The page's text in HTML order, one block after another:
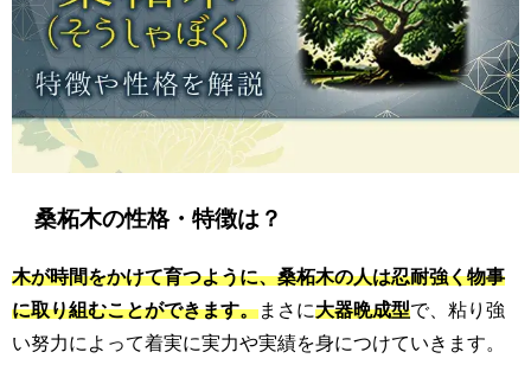
桑柘木の性格・特徴は？
木が時間をかけて育つように、桑柘木の人は忍耐強く物事
に取り組むことができます。まさに大器晩成型で、粘り強
い努力によって着実に実力や実績を身につけていきます。